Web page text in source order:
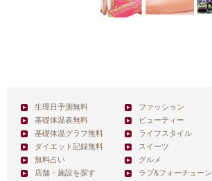
生理日予測無料
基礎体温表無料
基礎体温グラフ無料
ダイエット記録無料
無料占い
店舗・施設を探す
ファッション
ビューティー
ライフスタイル
スイーツ
グルメ
ラブ&フォーチューン